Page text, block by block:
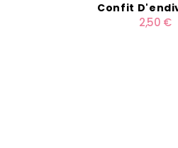
Confit
2,50 €